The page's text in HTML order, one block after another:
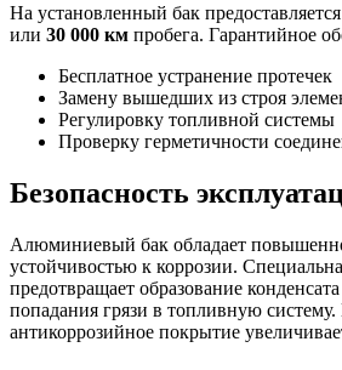
На установленный бак
или 30 000 км пробега. Гарантийное
Бесплатное устранение протечек
Замену вышедших из строя
Регулировку топливной системы
Проверку герметичности
Безопасность
Алюминиевый бак обладает
устойчивостью к коррозии.
предотвращает образование
попадания грязи в топливную
антикоррозийное покрытие